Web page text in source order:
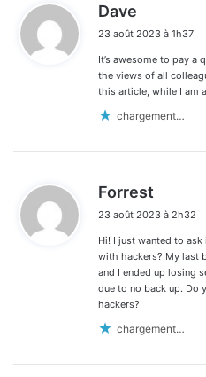
Dave
t
:
23 août 2023 à 1h37
It’s awesome to pay a
the views of all
this article, while I am
chargement…
Forrest
t
:
23 août 2023 à 2h32
Hi! I just wanted to
with hackers? My last
and I ended up losing
due to no back up. Do
hackers?
chargement…